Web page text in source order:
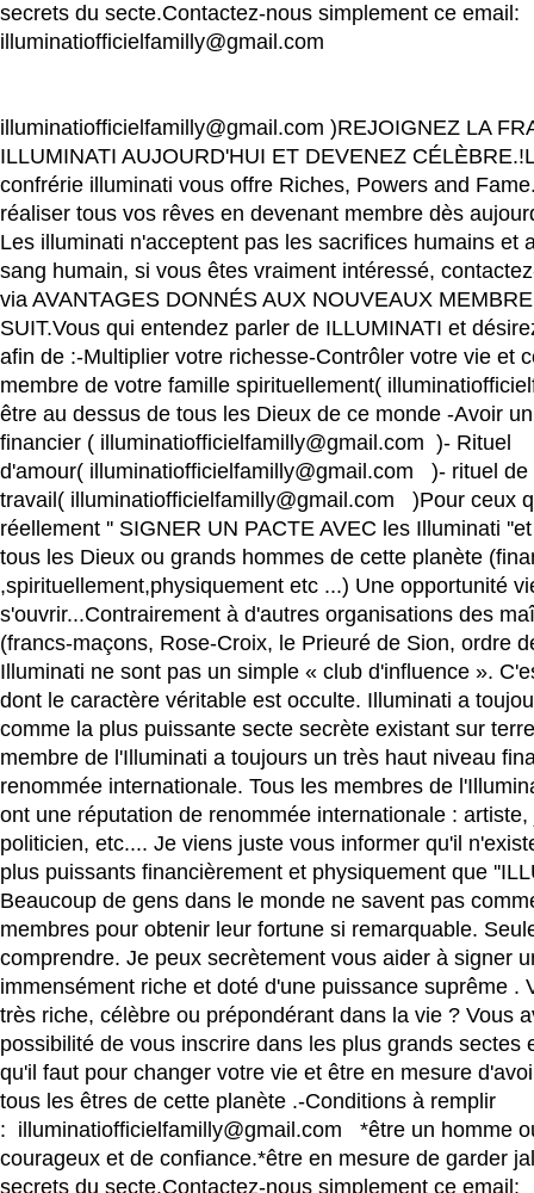
secrets du secte.Contactez-nous simplement ce email:
illuminatiofficielfamilly@gmail.com
illuminatiofficielfamilly@gmail.com )REJOIGNEZ LA
ILLUMINATI AUJOURD'HUI ET DEVENEZ
confrérie illuminati vous offre Riches, Powers and
réaliser tous vos rêves en devenant membre dès
Les illuminati n'acceptent pas les sacrifices humains et
sang humain, si vous êtes vraiment intéressé,
via AVANTAGES DONNÉS AUX NOUVEAUX
SUIT.Vous qui entendez parler de ILLUMINATI et
afin de :-Multiplier votre richesse-Contrôler votre vie et
membre de votre famille spirituellement(
être au dessus de tous les Dieux de ce monde -Avoir
financier ( illuminatiofficielfamilly@gmail.com )- Rituel
d'amour( illuminatiofficielfamilly@gmail.com )- rituel de
travail( illuminatiofficielfamilly@gmail.com )Pour ceux
réellement '' SIGNER UN PACTE AVEC les Illuminati
tous les Dieux ou grands hommes de cette planète
,spirituellement,physiquement etc ...) Une opportunité
s'ouvrir...Contrairement à d'autres organisations des
(francs-maçons, Rose-Croix, le Prieuré de Sion, ordre
Illuminati ne sont pas un simple « club d'influence ».
dont le caractère véritable est occulte. Illuminati a
comme la plus puissante secte secrète existant sur
membre de l'Illuminati a toujours un très haut niveau
renommée internationale. Tous les membres de
ont une réputation de renommée internationale :
politicien, etc.... Je viens juste vous informer qu'il
plus puissants financièrement et physiquement que
Beaucoup de gens dans le monde ne savent pas
membres pour obtenir leur fortune si remarquable.
comprendre. Je peux secrètement vous aider à signer
immensément riche et doté d'une puissance suprême .
très riche, célèbre ou prépondérant dans la vie ? Vous
possibilité de vous inscrire dans les plus grands sectes
qu'il faut pour changer votre vie et être en mesure
tous les êtres de cette planète .-Conditions à remplir
: illuminatiofficielfamilly@gmail.com *être un homme
courageux et de confiance.*être en mesure de garder
secrets du secte.Contactez-nous simplement ce email: